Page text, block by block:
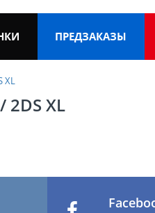
ПРЕДЗАКАЗЫ
XL
2DS XL